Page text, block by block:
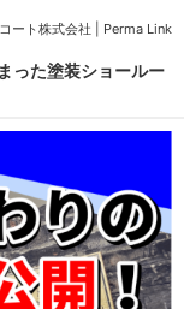
ート株式会社 Perma Link
った塗装ショールー